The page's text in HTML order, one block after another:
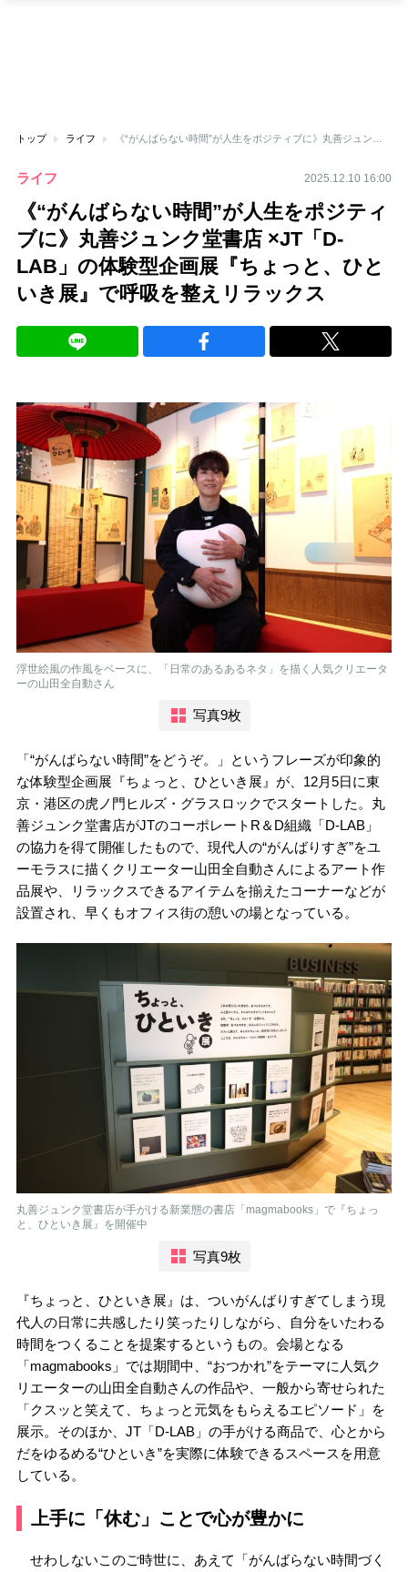
トップ ライフ
ライフ 2025.12.10 16:00
《“がんばらない時間”が人生をポジティ
ブに》丸善ジュンク堂書店 ×JT「D-
LAB」の体験型企画展『ちょっと、ひと
いき展』で呼吸を整えリラックス
浮世絵風の作風をベースに、「日常のあるあるネタ」を描く人気クリエータ
ーの山田全自動さん
写真9枚
「“がんばらない時間”をどうぞ。」というフレーズが印象的
な体験型企画展『ちょっと、ひといき展』が、12月5日に東
京・港区の虎ノ門ヒルズ・グラスロックでスタートした。丸
善ジュンク堂書店がJTのコーポレート R＆D組織「D-LAB」
の協力を得て開催したもので、現代人の“がんばりすぎ”をユ
ーモラスに描くクリエーター山田全自動さんによるアート作
品展や、リラックスできるアイテムを揃えたコーナーなどが
設置され、早くもオフィス街の憩いの場となっている。
丸善ジュンク堂書店が手がける新業態の書店「magmabooks」で『ちょっ
と、ひといき展』を開催中
写真9枚
『ちょっと、ひといき展』は、ついがんばりすぎてしまう現
代人の日常に共感したり笑ったりしながら、自分をいたわる
時間をつくることを提案するというもの。会場となる
「magmabooks」では期間中、“おつかれ”をテーマに人気ク
リエーターの山田全自動さんの作品や、一般から寄せられた
「クスッと笑えて、ちょっと元気をもらえるエピソード」を
展示。そのほか、 JT「D-LAB」の手がける商品で、 心とから
だをゆるめる“ひといき”を実際に体験できるスペースを用意
している。
上手に「休む」ことで心が豊かに
せわしないこのご時世に、あえて「がんばらない時間づく